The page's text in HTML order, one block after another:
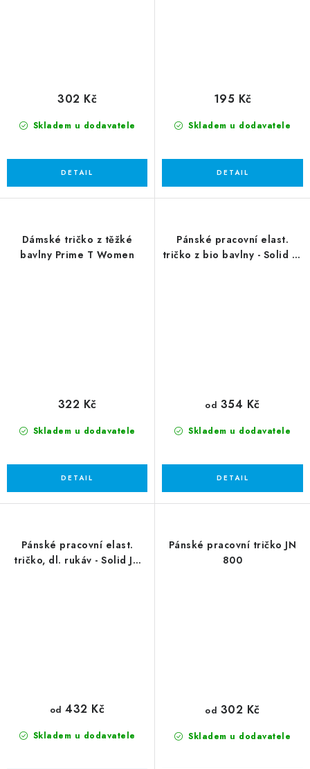
Skladem u dodavatele
302 Kč
Skladem u dodavatele
195 Kč
Dámské tričko z těžké
bavlny Prime T Women
Skladem u dodavatele
322 Kč
Pánské pracovní elast.
tričko z bio bavlny - Solid JN
Skladem u dodavatele
od 354 Kč
Pánské pracovní elast.
tričko, dl. rukáv - Solid JN
Skladem u dodavatele
od 432 Kč
Pánské pracovní tričko JN
800
Skladem u dodavatele
od 302 Kč